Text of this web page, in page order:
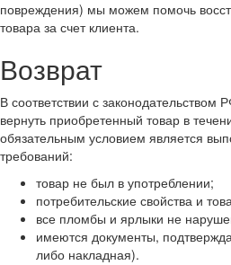
повреждения) мы можем помочь
товара за счет клиента.
Возврат
В соответствии с законодательством
вернуть приобретенный товар в
обязательным условием является
требований:
товар не был в употреблении;
потребительские свойства и
все пломбы и ярлыки не
имеются документы,
либо накладная).